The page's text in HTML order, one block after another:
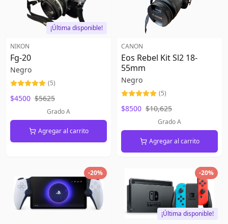
¡Última disponible!
NIKON
Fg-20
Negro
(5)
$4500 $5625
Grado A
Agregar al carrito
CANON
Eos Rebel Kit Sl2 18-
55mm
Negro
(5)
$8500 $10,625
Grado A
Agregar al carrito
-20% -20%
¡Última disponible!